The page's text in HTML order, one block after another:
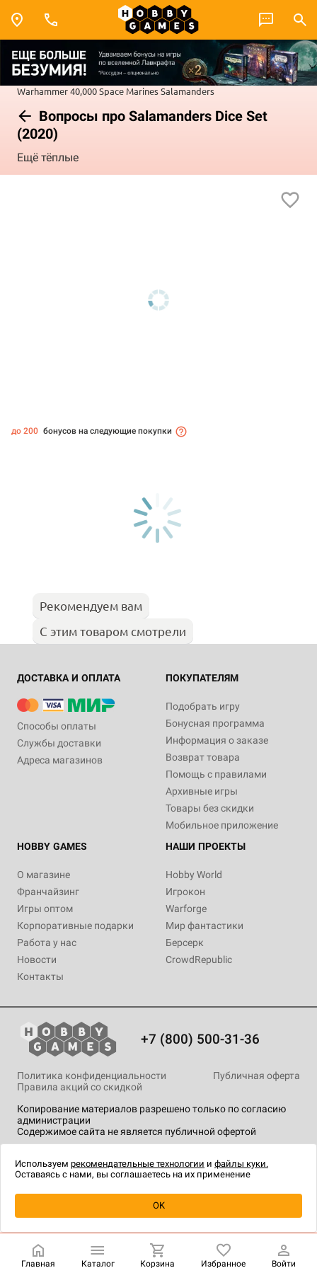
Warhammer 40,000Space MarinesSalamanders
Вопросы про Salamanders Dice Set
(2020)
Ещё тёплые
Уведомить о наличии
до 200 бонусов на следующие покупки
Рекомендуем вам
С этим товаром смотрели
ДОСТАВКА И ОПЛАТА
Способы оплаты
Службы доставки
Адреса магазинов
ПОКУПАТЕЛЯМ
Подобрать игру
Бонусная программа
Информация о заказе
Возврат товара
Помощь с правилами
Архивные игры
Товары без скидки
Мобильное приложение
HOBBY GAMES
О магазине
Франчайзинг
Игры оптом
Корпоративные подарки
Работа у нас
Новости
Контакты
НАШИ ПРОЕКТЫ
Hobby World
Игрокон
Warforge
Мир фантастики
Берсерк
CrowdRepublic
+7 (800) 500-31-36
Копирование материалов разрешено только по согласию
администрации
Содержимое сайта не является публичной офертой
Политика конфиденциальности
Публичная оферта
Правила акций со скидкой
технологии.
Главная Каталог Корзина Избранное Войти
Используем рекомендательные технологии и файлы куки.
Оставаясь с нами, вы соглашаетесь на их применение
OK